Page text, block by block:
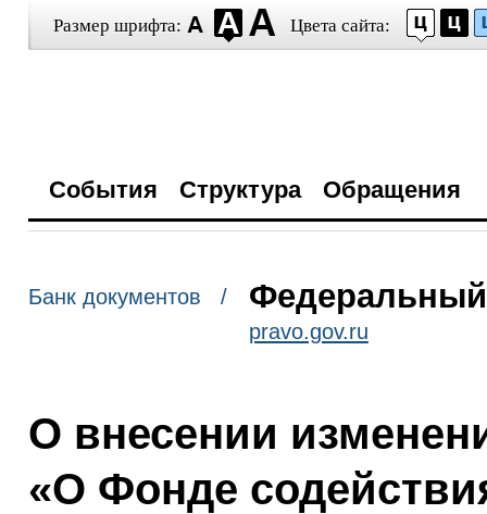
Размер шрифта: Цвета сайта:
События Структура Обращения
Банк документов / Федеральный
pravo.gov.ru
О внесении
«О Фонде